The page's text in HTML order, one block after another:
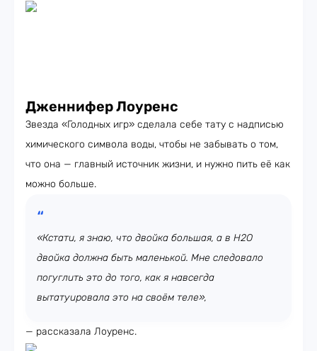
Дженнифер Лоуренс
Звезда «Голодных игр» сделала себе тату с надписью
химического символа воды, чтобы не забывать о том,
что она — главный источник жизни, и нужно пить её как
можно больше.
«Кстати, я знаю, что двойка большая, а в H2O
двойка должна быть маленькой. Мне следовало
погуглить это до того, как я навсегда
вытатуировала это на своём теле»,
— рассказала Лоуренс.